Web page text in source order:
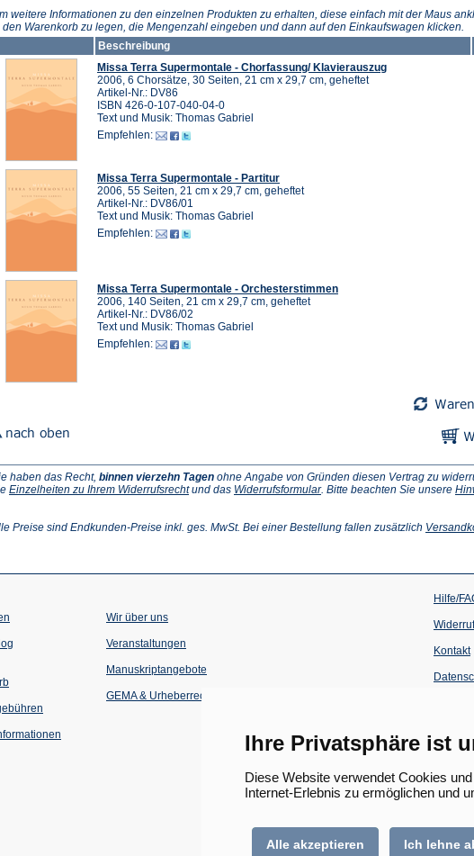
Ihre Privatsphäre ist
Diese Website verwendet Cookies
Internet-Erlebnis zu ermöglichen und
Alle akzeptieren Ich lehne
Tab)
weitere Informationen zu den einzelnen Produkten zu erhalten, diese einfach mit der Maus
den Warenkorb zu legen, die Mengenzahl eingeben und dann auf den Einkaufswagen klicken.
Beschreibung
Missa Terra Supermontale - Chorfassung/ Klavierauszug
2006, 6 Chorsätze, 30 Seiten, 21 cm x 29,7 cm, geheftet
Artikel-Nr.: DV86
ISBN 426-0-107-040-04-0
Text und Musik: Thomas Gabriel
Empfehlen:
Missa Terra Supermontale - Partitur
2006, 55 Seiten, 21 cm x 29,7 cm, geheftet
Artikel-Nr.: DV86/01
Text und Musik: Thomas Gabriel
Empfehlen:
Missa Terra Supermontale - Orchesterstimmen
2006, 140 Seiten, 21 cm x 29,7 cm, geheftet
Artikel-Nr.: DV86/02
Text und Musik: Thomas Gabriel
Empfehlen:
haben das Recht, binnen vierzehn Tagen ohne Angabe von Gründen diesen Vertrag zu
Einzelheiten zu Ihrem Widerrufsrecht(Öffnet
neuen
und das Widerrufsformular(Öffnet
neuen
. Bitte beachten Sie unsere
Preise sind Endkunden-Preise inkl. ges. MwSt. Bei einer Bestellung fallen zusätzlich
Wir über uns
Veranstaltungen
einem
Tab)
Manuskriptangebote
GEMA & Urheberrecht
Hilfe/
Widerruf
Kontakt